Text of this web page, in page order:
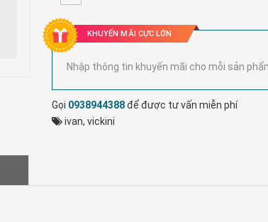
KHUYẾN MÃI CỰC LỚN
Nhập thông tin khuyến mãi cho mỗi sản
Gọi 0938944388để được tư vấn miễn phí
ivan, vickini